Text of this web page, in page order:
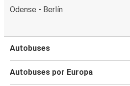
Odense - Berlín
Autobuses
Autobuses por Europa